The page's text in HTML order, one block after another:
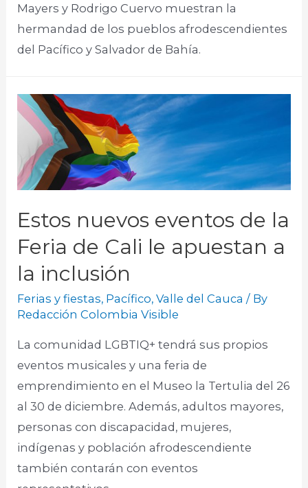
Mayers y Rodrigo Cuervo muestran la
hermandad de los pueblos afrodescendientes
del Pacífico y Salvador de Bahía.
Estos nuevos eventos de la
Feria de Cali le apuestan a
la inclusión
Ferias y fiestas, Pacífico,Valle del Cauca / By
Redacción Colombia Visible
La comunidad LGBTIQ+ tendrá sus propios
eventos musicales y una feria de
emprendimiento en el Museo la Tertulia del 26
al 30 de diciembre. Además, adultos mayores,
personas con discapacidad, mujeres,
indígenas y población afrodescendiente
también contarán con eventos